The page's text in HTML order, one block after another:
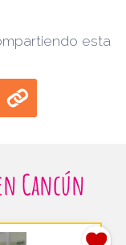
esta
Cancún